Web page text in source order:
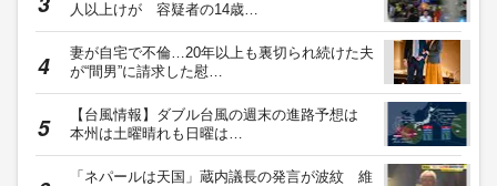
人以上けが 容疑者の14歳…
妻が自宅で不倫…20年以上も裏切られ続けた夫
が“間男”に請求した慰…
【台風情報】ダブル台風の週末の進路予想は
本州は土曜晴れも日曜は…
「ネパールは天国」蔵内議長の発言が波紋 維